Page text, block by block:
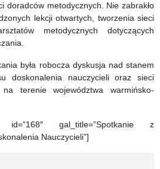
doradców metodycznych. Nie zabrakło
lekcji otwartych, tworzenia sieci
metodycznych dotyczących
była robocza dyskusja nad stanem
doskonalenia nauczycieli oraz sieci
terenie województwa warmińsko-
id=”168″ gal_title=”Spotkanie z
Nauczycieli”]